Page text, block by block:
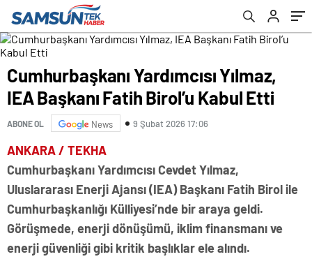
Cumhurbaşkanı Yardımcısı Yılmaz,
IEA Başkanı Fatih Birol’u Kabul Etti
ABONE OL News 9 Şubat 2026 17:06
ANKARA / TEKHA
Cumhurbaşkanı Yardımcısı Cevdet Yılmaz,
Uluslararası Enerji Ajansı (IEA) Başkanı Fatih Birol ile
Cumhurbaşkanlığı Külliyesi’nde bir araya geldi.
Görüşmede, enerji dönüşümü, iklim finansmanı ve
enerji güvenliği gibi kritik başlıklar ele alındı.